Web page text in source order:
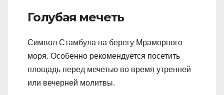
Голубая мечеть
Символ Стамбула на берегу Мраморного
моря. Особенно рекомендуется посетить
площадь перед мечетью во время утренней
или вечерней молитвы.